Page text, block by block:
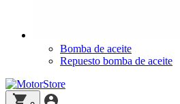
Bomba de aceite
Repuesto bomba de aceite